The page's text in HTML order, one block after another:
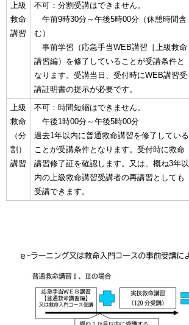
上級
救命
講習
不可：分割受講はできません。
午前9時30分～午後5時00分（休憩時間含
む）
事前学習（応急手当WEB講習［上級救命
講習編）を修了していることが受講条件と
なります。受講当日、受付時にWEB講習受
講証明書の提示が必要です。
上級
救命
（分
割）
講習
不可：時間短縮はできません。
午後1時00分～午後5時00分
過去1年以内に普通救命講習を修了している
ことが受講条件となります。受付時に救命
講習修了証を確認します。又は、概ね3年以
内の上級救命講習受講者の再講習としても
受講できます。